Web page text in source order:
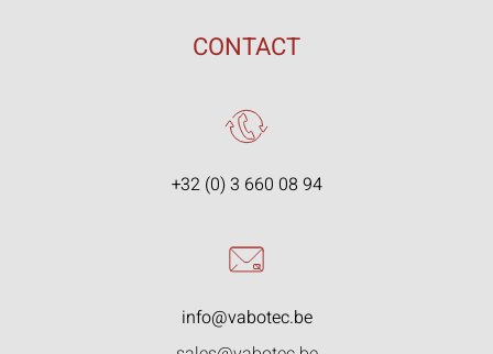
CONTACT
+32 (0) 3 660 08 94
info@vabotec.be